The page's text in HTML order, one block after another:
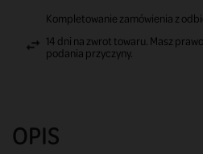
Kompletowanie zamówienia z
14 dni na zwrot towaru. Masz
podania przyczyny.
OPIS